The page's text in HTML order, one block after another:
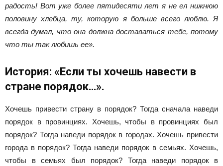
радость! Вот уже более пятидесяти лет я не ел нижнюю
половину хлебца, ту, которую я больше всего люблю. Я
всегда думал, что она должна доставаться тебе, потому
что ты так любишь ее».
История: «Если ты хочешь навести в
стране порядок…».
Хочешь привести страну в порядок? Тогда сначала наведи
порядок в провинциях. Хочешь, чтобы в провинциях был
порядок? Тогда наведи порядок в городах. Хочешь привести
города в порядок? Тогда наведи порядок в семьях. Хочешь,
чтобы в семьях был порядок? Тогда наведи порядок в